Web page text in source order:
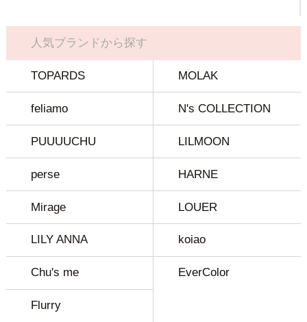
人気ブランドから探す
TOPARDS MOLAK
feliamo N's COLLECTION
PUUUUCHU LILMOON
perse HARNE
Mirage LOUER
LILY ANNA koiao
Chu's me EverColor
Flurry